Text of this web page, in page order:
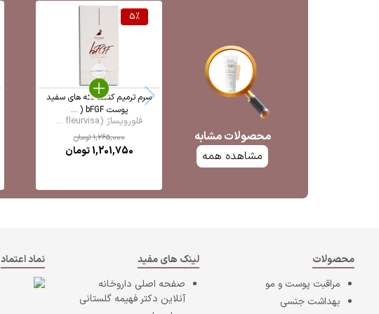
محصولات مشابه
مشاهده همه
5%
سرم ترمیم کننده لکه های سفید
پوست bFGF ( ...
فلورویساژ (fleurvisa ...
1,265,000تومان
1,201,750تومان
محصولات
مراقبت پوست و مو
بهداشت جنسی
لینک های مفید
صفحه اصلی داروخانه
آنلاین دکتر فهیمه گلستانی
نماد اعتماد